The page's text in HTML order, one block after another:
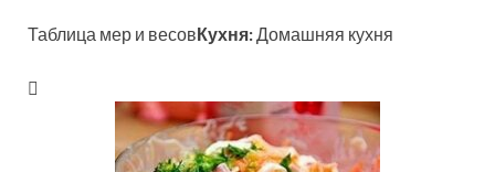
Таблица мер и весовКухня:Домашняя кухня